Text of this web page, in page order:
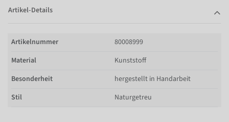
Artikel-Details
Artikelnummer
80008999
Material
Kunststoff
Besonderheit
hergestellt in Handarbeit
Stil
Naturgetreu